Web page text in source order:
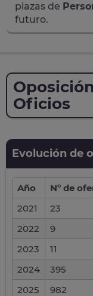
plazas de
futuro.
Oficios
Evolución de
Año Nº de
2021
23
2022
9
2023
11
2024
395
2025
982